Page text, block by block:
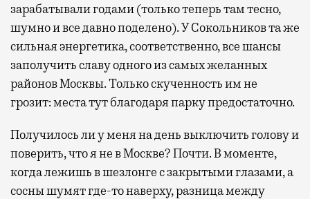
зарабатывали годами (только теперь там тесно,
шумно и все давно поделено). У Сокольников та же
сильная энергетика, соответственно, все шансы
заполучить славу одного из самых желанных
районов Москвы. Только скученность им не
грозит: места тут благодаря парку предостаточно.
Получилось ли у меня на день выключить голову и
поверить, что я не в Москве? Почти. В моменте,
когда лежишь в шезлонге с закрытыми глазами, а
сосны шумят где-то наверху, разница между